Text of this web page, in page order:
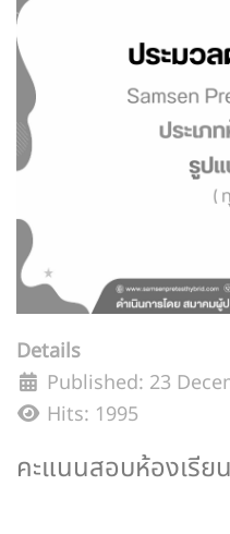
Details
Published: 23
Hits: 1995
คะแนนสอบห้องเรี